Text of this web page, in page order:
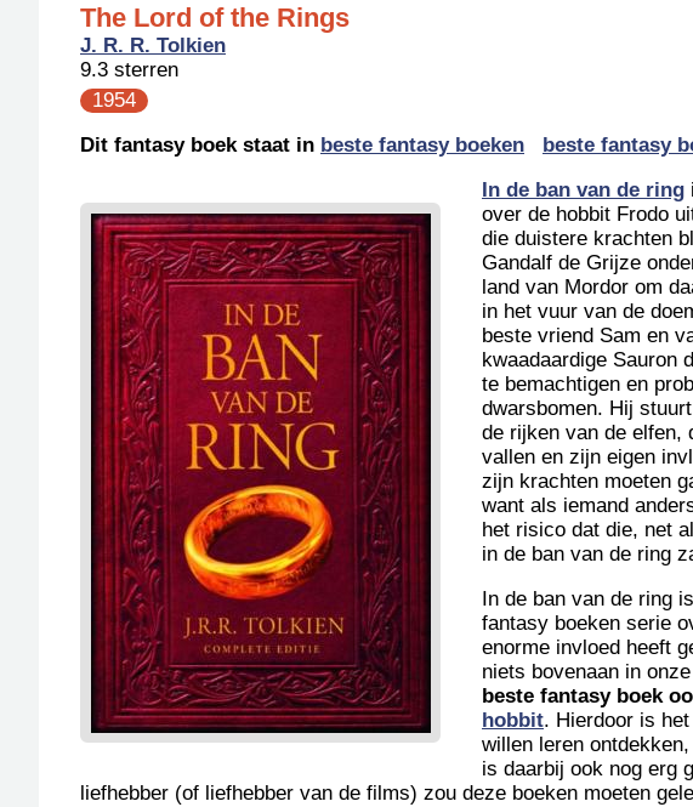
The Lord of the Rings
J. R. R. Tolkien
9.3 sterren
1954
Dit fantasy boek staat in beste fantasy boeken beste fantasy
In de ban van de ring
over de hobbit Frodo
die duistere krachten
Gandalf de Grijze
land van Mordor om
in het vuur van de
beste vriend Sam en
kwaadaardige Sauron
te bemachtigen en
dwarsbomen. Hij
de rijken van de elfen,
vallen en zijn eigen
zijn krachten moeten
want als iemand
het risico dat die, net
in de ban van de ring
In de ban van de ring
fantasy boeken serie
enorme invloed heeft
niets bovenaan in
beste fantasy boek
hobbit. Hierdoor is
willen leren
is daarbij ook nog erg
liefhebber (of liefhebber van de films) zou deze boeken moeten